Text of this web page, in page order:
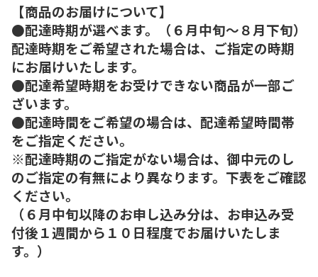
【商品のお届けについて】
●配達時期が選べます。（６月中旬～８月下旬）
配達時期をご希望された場合は、ご指定の時期
にお届けいたします。
●配達希望時期をお受けできない商品が一部ご
ざいます。
●配達時間をご希望の場合は、配達希望時間帯
をご指定ください。
※配達時期のご指定がない場合は、御中元のし
のご指定の有無により異なります。下表をご確認
ください。
（６月中旬以降のお申し込み分は、お申込み受
付後１週間から１０日程度でお届けいたしま
す。）